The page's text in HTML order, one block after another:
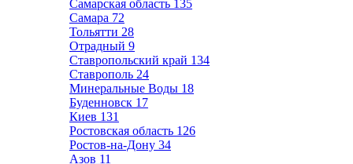
Самарская область 135
Самара 72
Тольятти 28
Отрадный 9
Ставропольский край 134
Ставрополь 24
Минеральные Воды 18
Буденновск 17
Киев 131
Ростовская область 126
Ростов-на-Дону 34
Азов 11